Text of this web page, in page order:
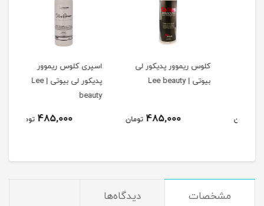
کلوس ریموور پدیکور لی
بیوتی | Lee beauty
485,000 تومان
اسپری کلوس ریموور
پدیکور لی بیوتی | Lee
beauty
485,000 تومان
مشخصات دیدگاه‌ها